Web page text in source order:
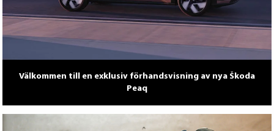
Välkommen till en exklusiv förhandsvisning av nya Škoda
Peaq